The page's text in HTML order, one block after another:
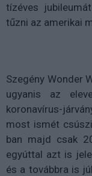
tízéves
tűzni az amerikai
Szegény Wonder
ugyanis az
koronavírus-
most ismét
ban majd csak
egyúttal azt is
és a továbbra is